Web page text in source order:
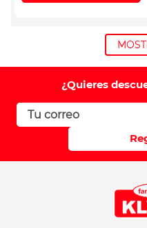
¿Quieres